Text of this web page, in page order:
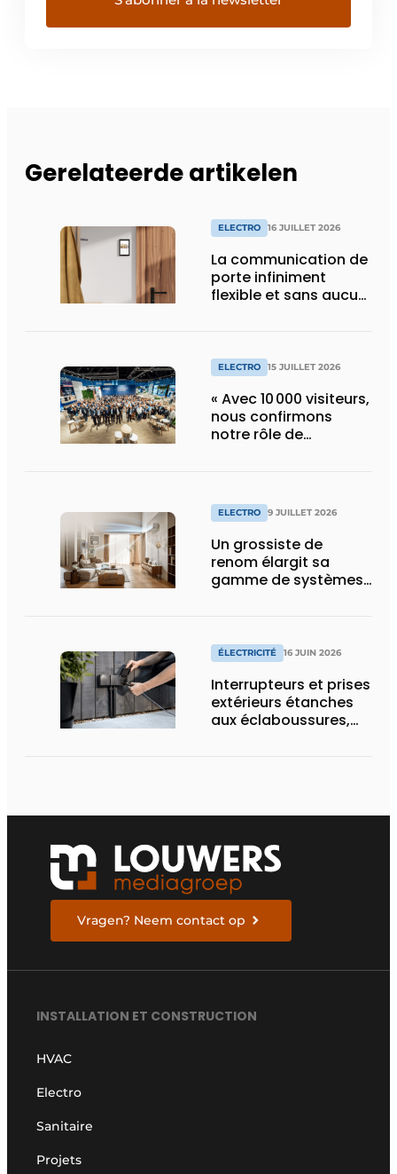
Gerelateerde artikelen
ELECTRO 16 JUILLET 2026
La communication de
porte infiniment
flexible et sans aucun
ELECTRO 15 JUILLET 2026
« Avec 10 000 visiteurs,
nous confirmons
notre rôle de
ELECTRO 9 JUILLET 2026
Un grossiste de
renom élargit sa
gamme de systèmes
marque premium
ÉLECTRICITÉ 16 JUIN 2026
Interrupteurs et prises
extérieurs étanches
aux éclaboussures,
Vragen? Neem contact op
INSTALLATION ET CONSTRUCTION
HVAC
Electro
Sanitaire
Projets